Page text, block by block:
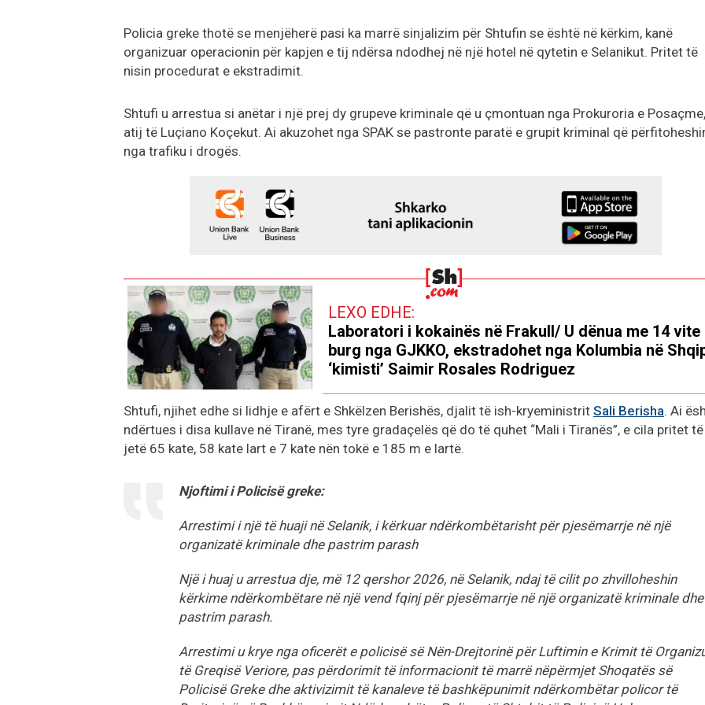
Policia greke thotë se menjëherë pasi ka marrë sinjalizim për Shtufin se është në kërkim, kanë
organizuar operacionin për kapjen e tij ndërsa ndodhej në një hotel në qytetin e Selanikut. Pritet të
nisin procedurat e ekstradimit.
Shtufi u arrestua si anëtar i një prej dy grupeve kriminale që u çmontuan nga Prokuroria e
atij të Luçiano Koçekut. Ai akuzohet nga SPAK se pastronte paratë e grupit kriminal që
nga trafiku i drogës.
LEXO EDHE:
Laboratori i kokainës në Frakull/ U dënua me 14 vite
burg nga GJKKO, ekstradohet nga Kolumbia në
‘kimisti’ Saimir Rosales Rodriguez
Shtufi, njihet edhe si lidhje e afërt e Shkëlzen Berishës, djalit të ish-kryeministrit Sali Berisha. Ai
ndërtues i disa kullave në Tiranë, mes tyre gradaçelës që do të quhet “Mali i Tiranës”, e cila pritet të
jetë 65 kate, 58 kate lart e 7 kate nën tokë e 185 m e lartë.
Njoftimi i Policisë greke:
Arrestimi i një të huaji në Selanik, i kërkuar ndërkombëtarisht për pjesëmarrje në një
organizatë kriminale dhe pastrim parash
Një i huaj u arrestua dje, më 12 qershor 2026, në Selanik, ndaj të cilit po zhvilloheshin
kërkime ndërkombëtare në një vend fqinj për pjesëmarrje në një organizatë kriminale dhe
pastrim parash.
Arrestimi u krye nga oficerët e policisë së Nën-Drejtorinë për Luftimin e Krimit të
të Greqisë Veriore, pas përdorimit të informacionit të marrë nëpërmjet Shoqatës së
Policisë Greke dhe aktivizimit të kanaleve të bashkëpunimit ndërkombëtar policor të